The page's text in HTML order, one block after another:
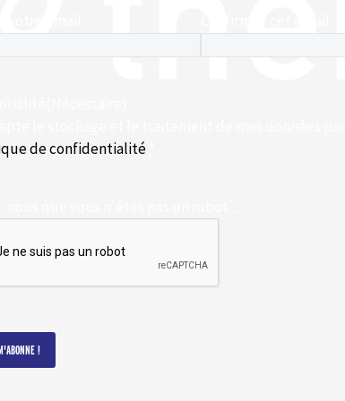
de confidentialité